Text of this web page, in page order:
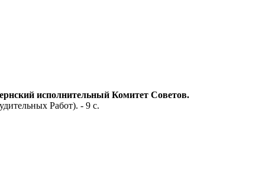
исполнительный Комитет Советов.
Работ). - 9 с.